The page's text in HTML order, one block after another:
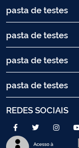
pasta de testes
pasta de testes
pasta de testes
pasta de testes
REDES SOCIAIS